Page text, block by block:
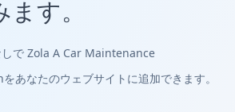
す。
で Zola A Car Maintenance
なたのウェブサイトに追加できます。